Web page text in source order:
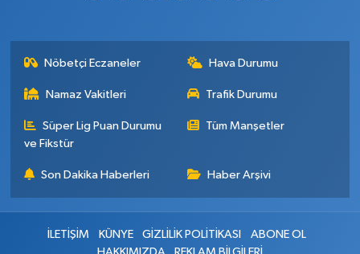
Nöbetçi Eczaneler Hava Durumu
Namaz Vakitleri Trafik Durumu
Süper Lig Puan Durumu
ve Fikstür
Tüm Manşetler
Son Dakika Haberleri Haber Arşivi
İLETİŞİM KÜNYE GİZLİLİK POLİTİKASI
ABONE OL